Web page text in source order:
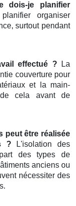
dois-je planifier
organiser
surtout pendant
effectué ? La
couverture pour
et la main-
cela avant de
peut être réalisée
? L'isolation des
des types de
anciens ou
nécessiter des